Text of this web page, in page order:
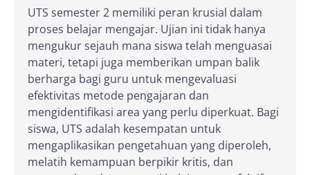
UTS semester 2 memiliki peran krusial dalam
proses belajar mengajar. Ujian ini tidak hanya
mengukur sejauh mana siswa telah menguasai
materi, tetapi juga memberikan umpan balik
berharga bagi guru untuk mengevaluasi
efektivitas metode pengajaran dan
mengidentifikasi area yang perlu diperkuat. Bagi
siswa, UTS adalah kesempatan untuk
mengaplikasikan pengetahuan yang diperoleh,
melatih kemampuan berpikir kritis, dan